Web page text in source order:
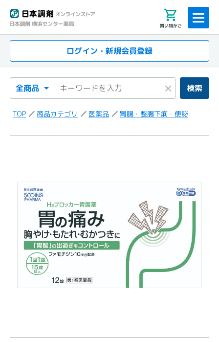
買い物かご
ログイン・新規会員登録
検索カテゴリ
検索キーワード × 検索
TOP 商品カテゴリ 医薬品 胃腸・整腸下痢・便秘